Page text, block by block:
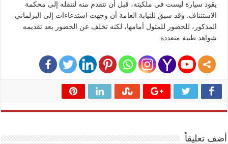
يقود سيارة ليست في ملكيته، قبل أن تتقدم منه لتنقله إلى محكمة
الاستئناف. وقد سبق للنيابة العامة أن وجهت استدعاءات إلى البرلماني
المذكور، للحضور للمثول أمامها، لكنه تخلف عن الحضور بعد تقديمه
شواهد طبية متعددة.
أضف تعليقاً